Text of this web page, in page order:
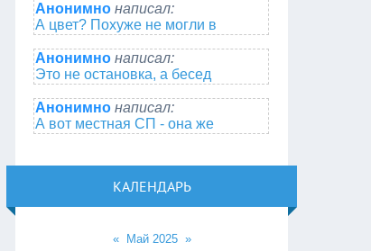
Анонимно написал:
А цвет? Похуже не могли в
Анонимно написал:
Это не остановка, а бесед
Анонимно написал:
А вот местная СП - она же
КАЛЕНДАРЬ
« Май 2025 »